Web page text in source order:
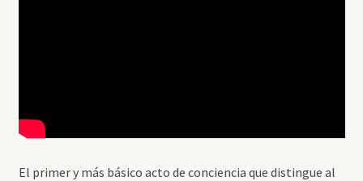
El primer y más básico acto de conciencia que distingue al